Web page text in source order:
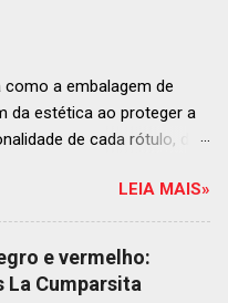
No.51 a No.100,em
de toda a região.
o empenho da
um espectro mais
revelação da premiação do
Restaurants 2025,
& Acqua Panna,
(Guatemala) no
como a embalagem de
da estética ao proteger a
de cada rótulo, do
de vinhos permanece
ascensão. Enquanto o
2% entre 2019 e 2024, o
de 3% no
projeções continuam em
LEIA MAIS»
e vermelho:
La Cumparsita